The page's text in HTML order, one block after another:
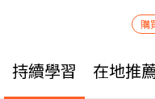
購
持續學習 在地推